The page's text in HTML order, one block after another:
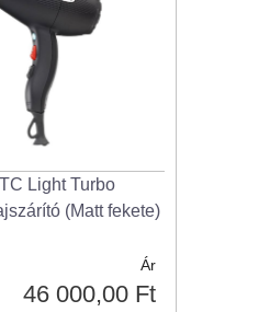
Light Turbo
(Matt fekete)
Ár
46 000,00 Ft